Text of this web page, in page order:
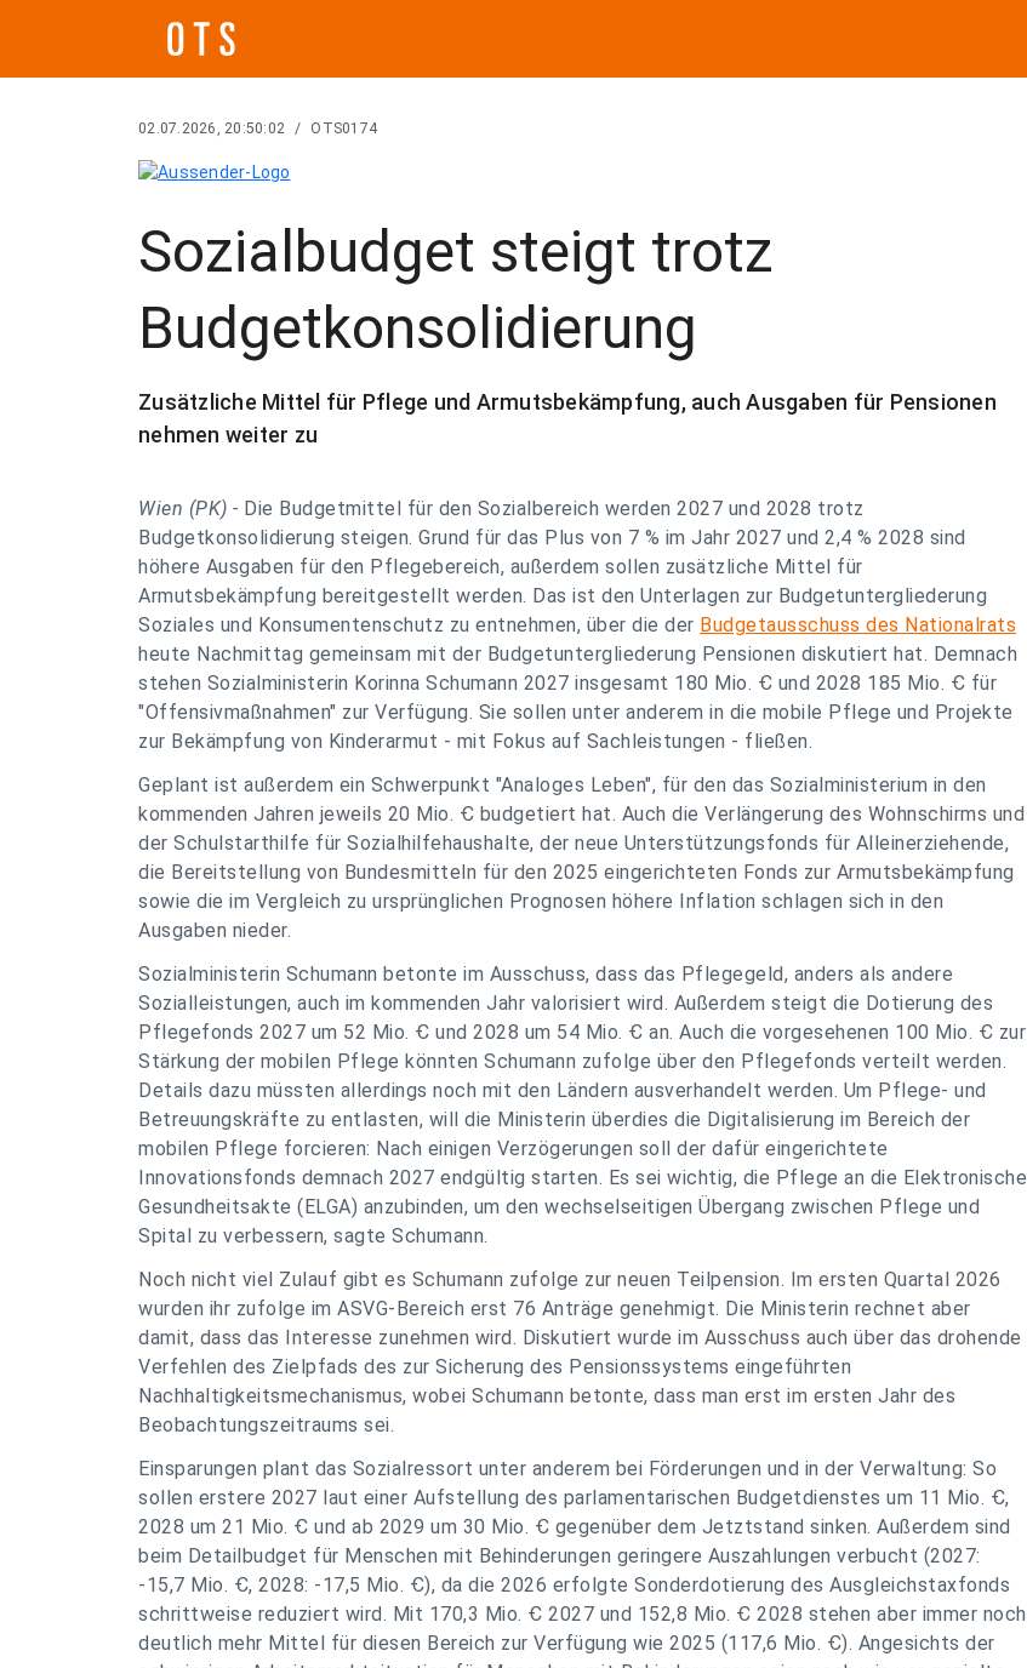
02.07.2026, 20:50:02 / OTS0174
Sozialbudget steigt trotz
Budgetkonsolidierung
Zusätzliche Mittel für Pflege und Armutsbekämpfung, auch Ausgaben für Pensionen
nehmen weiter zu
Wien (PK) - Die Budgetmittel für den Sozialbereich werden 2027 und 2028 trotz
Budgetkonsolidierung steigen. Grund für das Plus von 7 % im Jahr 2027 und 2,4 % 2028 sind
höhere Ausgaben für den Pflegebereich, außerdem sollen zusätzliche Mittel für
Armutsbekämpfung bereitgestellt werden. Das ist den Unterlagen zur Budgetuntergliederung
Soziales und Konsumentenschutz zu entnehmen, über die der Budgetausschuss des Nationalrats
heute Nachmittag gemeinsam mit der Budgetuntergliederung Pensionen diskutiert hat. Demnach
stehen Sozialministerin Korinna Schumann 2027 insgesamt 180 Mio. Ꞓ und 2028 185 Mio. Ꞓ für
"Offensivmaßnahmen" zur Verfügung. Sie sollen unter anderem in die mobile Pflege und Projekte
zur Bekämpfung von Kinderarmut - mit Fokus auf Sachleistungen - fließen.
Geplant ist außerdem ein Schwerpunkt "Analoges Leben", für den das Sozialministerium in den
kommenden Jahren jeweils 20 Mio. Ꞓ budgetiert hat. Auch die Verlängerung des Wohnschirms und
der Schulstarthilfe für Sozialhilfehaushalte, der neue Unterstützungsfonds für Alleinerziehende,
die Bereitstellung von Bundesmitteln für den 2025 eingerichteten Fonds zur Armutsbekämpfung
sowie die im Vergleich zu ursprünglichen Prognosen höhere Inflation schlagen sich in den
Ausgaben nieder.
Sozialministerin Schumann betonte im Ausschuss, dass das Pflegegeld, anders als andere
Sozialleistungen, auch im kommenden Jahr valorisiert wird. Außerdem steigt die Dotierung des
Pflegefonds 2027 um 52 Mio. Ꞓ und 2028 um 54 Mio. Ꞓ an. Auch die vorgesehenen 100 Mio. Ꞓ zur
Stärkung der mobilen Pflege könnten Schumann zufolge über den Pflegefonds verteilt werden.
Details dazu müssten allerdings noch mit den Ländern ausverhandelt werden. Um Pflege- und
Betreuungskräfte zu entlasten, will die Ministerin überdies die Digitalisierung im Bereich der
mobilen Pflege forcieren: Nach einigen Verzögerungen soll der dafür eingerichtete
Innovationsfonds demnach 2027 endgültig starten. Es sei wichtig, die Pflege an die Elektronische
Gesundheitsakte (ELGA) anzubinden, um den wechselseitigen Übergang zwischen Pflege und
Spital zu verbessern, sagte Schumann.
Noch nicht viel Zulauf gibt es Schumann zufolge zur neuen Teilpension. Im ersten Quartal 2026
wurden ihr zufolge im ASVG-Bereich erst 76 Anträge genehmigt. Die Ministerin rechnet aber
damit, dass das Interesse zunehmen wird. Diskutiert wurde im Ausschuss auch über das drohende
Verfehlen des Zielpfads des zur Sicherung des Pensionssystems eingeführten
Nachhaltigkeitsmechanismus, wobei Schumann betonte, dass man erst im ersten Jahr des
Beobachtungszeitraums sei.
Einsparungen plant das Sozialressort unter anderem bei Förderungen und in der Verwaltung: So
sollen erstere 2027 laut einer Aufstellung des parlamentarischen Budgetdienstes um 11 Mio. Ꞓ,
2028 um 21 Mio. Ꞓ und ab 2029 um 30 Mio. Ꞓ gegenüber dem Jetztstand sinken. Außerdem sind
beim Detailbudget für Menschen mit Behinderungen geringere Auszahlungen verbucht (2027:
-15,7 Mio. Ꞓ, 2028: -17,5 Mio. Ꞓ), da die 2026 erfolgte Sonderdotierung des Ausgleichstaxfonds
schrittweise reduziert wird. Mit 170,3 Mio. Ꞓ 2027 und 152,8 Mio. Ꞓ 2028 stehen aber immer noch
deutlich mehr Mittel für diesen Bereich zur Verfügung wie 2025 (117,6 Mio. Ꞓ). Angesichts der